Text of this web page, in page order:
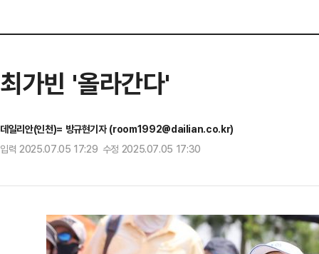
최가빈 '올라간다'
데일리안(인천)= 방규현기자 (room1992@dailian.co.kr)
입력 2025.07.05 17:29 수정 2025.07.05 17:30